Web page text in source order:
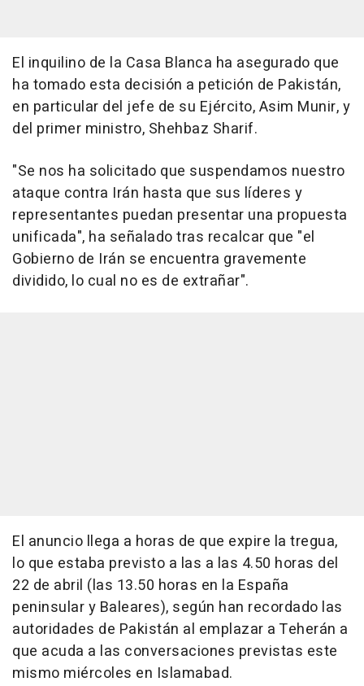
El inquilino de la Casa Blanca ha asegurado que
ha tomado esta decisión a petición de Pakistán,
en particular del jefe de su Ejército, Asim Munir, y
del primer ministro, Shehbaz Sharif.
"Se nos ha solicitado que suspendamos nuestro
ataque contra Irán hasta que sus líderes y
representantes puedan presentar una propuesta
unificada", ha señalado tras recalcar que "el
Gobierno de Irán se encuentra gravemente
dividido, lo cual no es de extrañar".
El anuncio llega a horas de que expire la tregua,
lo que estaba previsto a las a las 4.50 horas del
22 de abril (las 13.50 horas en la España
peninsular y Baleares), según han recordado las
autoridades de Pakistán al emplazar a Teherán a
que acuda a las conversaciones previstas este
mismo miércoles en Islamabad.